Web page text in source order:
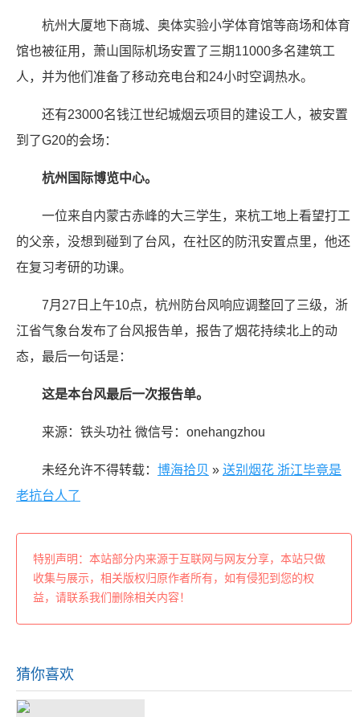
杭州大厦地下商城、奥体实验小学体育馆等商场和体育
馆也被征用，萧山国际机场安置了三期11000多名建筑工
人，并为他们准备了移动充电台和24小时空调热水。
还有23000名钱江世纪城烟云项目的建设工人，被安置
到了G20的会场：
杭州国际博览中心。
一位来自内蒙古赤峰的大三学生，来杭工地上看望打工
的父亲，没想到碰到了台风，在社区的防汛安置点里，他还
在复习考研的功课。
7月27日上午10点，杭州防台风响应调整回了三级，浙
江省气象台发布了台风报告单，报告了烟花持续北上的动
态，最后一句话是：
这是本台风最后一次报告单。
来源：铁头功社 微信号：onehangzhou
未经允许不得转载： 博海拾贝 » 送别烟花 浙江毕竟是
老抗台人了
特别声明：本站部分内来源于互联网与网友分享，本站只做
收集与展示，相关版权归原作者所有，如有侵犯到您的权
益，请联系我们删除相关内容！
猜你喜欢